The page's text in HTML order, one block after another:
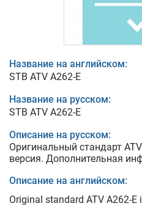
Название на английском:
STB ATV A262-E
Название на русском:
STB ATV A262-E
Описание на русском:
Оригинальный стандарт
версия. Дополнительная
Описание на английском:
Original standard ATV A262-E